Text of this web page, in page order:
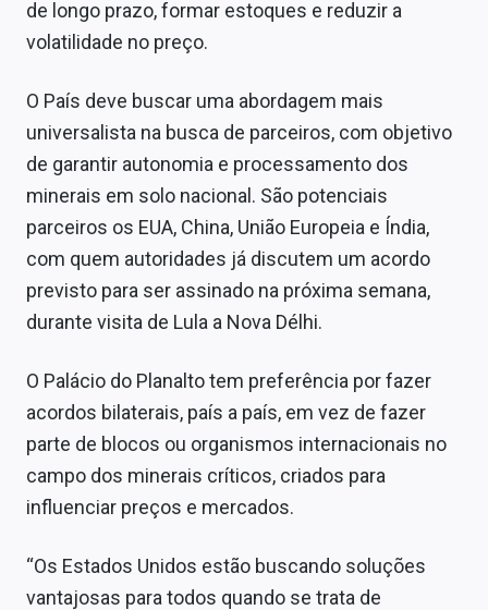
de longo prazo, formar estoques e reduzir a
volatilidade no preço.
O País deve buscar uma abordagem mais
universalista na busca de parceiros, com objetivo
de garantir autonomia e processamento dos
minerais em solo nacional. São potenciais
parceiros os EUA, China, União Europeia e Índia,
com quem autoridades já discutem um acordo
previsto para ser assinado na próxima semana,
durante visita de Lula a Nova Délhi.
O Palácio do Planalto tem preferência por fazer
acordos bilaterais, país a país, em vez de fazer
parte de blocos ou organismos internacionais no
campo dos minerais críticos, criados para
influenciar preços e mercados.
“Os Estados Unidos estão buscando soluções
vantajosas para todos quando se trata de